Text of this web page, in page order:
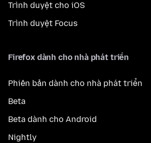
Trình duyệt cho iOS
Trình duyệt Focus
Firefox dành cho nhà phát triển
Phiên bản dành cho nhà phát triển
Beta
Beta dành cho Android
Nightly